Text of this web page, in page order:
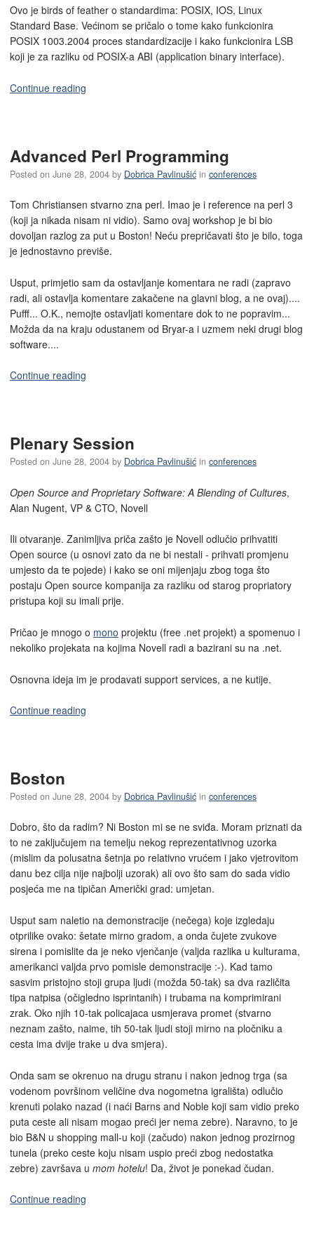
Ovo je birds of feather o standardima: POSIX, IOS, Linux
Standard Base. Većinom se pričalo o tome kako funkcionira
POSIX 1003.2004 proces standardizacije i kako funkcionira LSB
koji je za razliku od POSIX-a ABI (application binary interface).
Continue reading
Advanced Perl Programming
Posted on June 28, 2004 by Dobrica Pavlinušić in conferences
Tom Christiansen stvarno zna perl. Imao je i reference na perl 3
(koji ja nikada nisam ni vidio). Samo ovaj workshop je bi bio
dovoljan razlog za put u Boston! Neću prepričavati što je bilo, toga
je jednostavno previše.
Usput, primjetio sam da ostavljanje komentara ne radi (zapravo
radi, ali ostavlja komentare zakačene na glavni blog, a ne ovaj)....
Pufff... O.K., nemojte ostavljati komentare dok to ne popravim...
Možda da na kraju odustanem od Bryar-a i uzmem neki drugi blog
software....
Continue reading
Plenary Session
Posted on June 28, 2004 by Dobrica Pavlinušić in conferences
Open Source and Proprietary Software: A Blending of Cultures,
Alan Nugent, VP & CTO, Novell
Ili otvaranje. Zanimljiva priča zašto je Novell odlučio prihvatiti
Open source (u osnovi zato da ne bi nestali - prihvati promjenu
umjesto da te pojede) i kako se oni mijenjaju zbog toga što
postaju Open source kompanija za razliku od starog propriatory
pristupa koji su imali prije.
Pričao je mnogo o mono projektu (free .net projekt) a spomenuo i
nekoliko projekata na kojima Novell radi a bazirani su na .net.
Osnovna ideja im je prodavati support services, a ne kutije.
Continue reading
Boston
Posted on June 28, 2004 by Dobrica Pavlinušić in conferences
Dobro, što da radim? Ni Boston mi se ne sviđa. Moram priznati da
to ne zaključujem na temelju nekog reprezentativnog uzorka
(mislim da polusatna šetnja po relativno vrućem i jako vjetrovitom
danu bez cilja nije najbolji uzorak) ali ovo što sam do sada vidio
posjeća me na tipičan Američki grad: umjetan.
Usput sam naletio na demonstracije (nečega) koje izgledaju
otprilike ovako: šetate mirno gradom, a onda čujete zvukove
sirena i pomislite da je neko vjenčanje (valjda razlika u kulturama,
amerikanci valjda prvo pomisle demonstracije :-). Kad tamo
sasvim pristojno stoji grupa ljudi (možda 50-tak) sa dva različita
tipa natpisa (očigledno isprintanih) i trubama na komprimirani
zrak. Oko njih 10-tak policajaca usmjerava promet (stvarno
neznam zašto, naime, tih 50-tak ljudi stoji mirno na pločniku a
cesta ima dvije trake u dva smjera).
Onda sam se okrenuo na drugu stranu i nakon jednog trga (sa
vodenom površinom veličine dva nogometna igrališta) odlučio
krenuti polako nazad (i naći Barns and Noble koji sam vidio preko
puta ceste ali nisam mogao preći jer nema zebre). Naravno, to je
bio B&N u shopping mall-u koji (začudo) nakon jednog prozirnog
tunela (preko ceste koju nisam uspio preći zbog nedostatka
zebre) završava u mom hotelu! Da, život je ponekad čudan.
Continue reading